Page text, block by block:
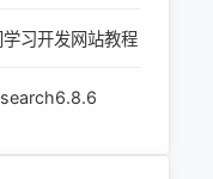
习开发网站教程